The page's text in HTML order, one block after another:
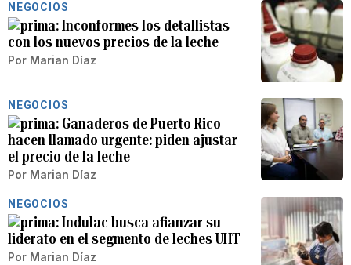
NEGOCIOS
Inconformes los detallistas
con los nuevos precios de la leche
Por Marian Díaz
NEGOCIOS
Ganaderos de Puerto Rico
hacen llamado urgente: piden ajustar
el precio de la leche
Por Marian Díaz
NEGOCIOS
Indulac busca afianzar su
liderato en el segmento de leches UHT
Por Marian Díaz